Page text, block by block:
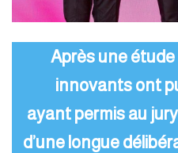
Après une
innovants ont
ayant permis au
d’une longue